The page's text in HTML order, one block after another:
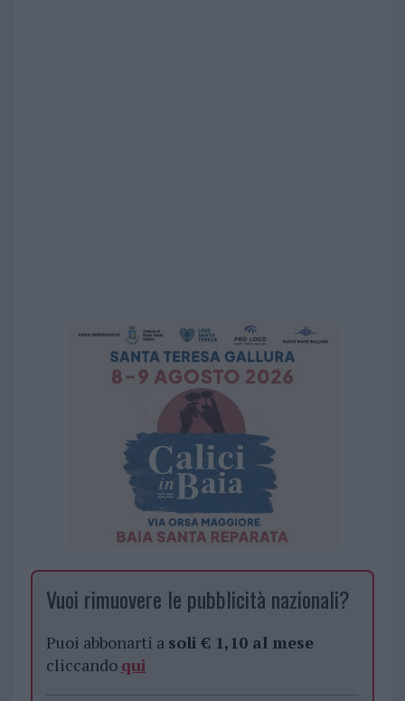
Vuoi rimuovere le pubblicità nazionali?
Puoi abbonarti a soli € 1,10 al mese
cliccando qui